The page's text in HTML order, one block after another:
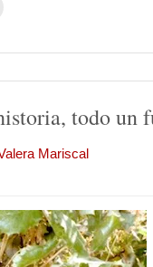
todo un
Mariscal